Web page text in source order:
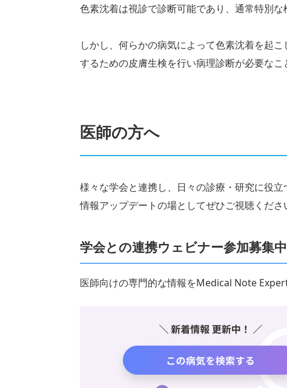
色素沈着は視診で診断可能であり、通常特別な
しかし、何らかの病気によって色素沈着を起
するための皮膚生検を行い病理診断が必要なこ
医師の方へ
様々な学会と連携し、日々の診療・研究に役
情報アップデートの場としてぜひご視聴くださ
学会との連携ウェビナー参加募集中
医師向けの専門的な情報をMedical Note